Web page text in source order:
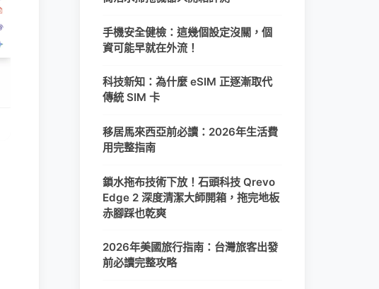
手機安全健檢：這幾個設定沒關，個
資可能早就在外流！
科技新知：為什麼 eSIM 正逐漸取代
傳統 SIM 卡
移居馬來西亞前必讀：2026年生活費
用完整指南
鎖水拖布技術下放！石頭科技 Qrevo
Edge 2 深度清潔大師開箱，拖完地板
赤腳踩也乾爽
2026年美國旅行指南：台灣旅客出發
前必讀完整攻略